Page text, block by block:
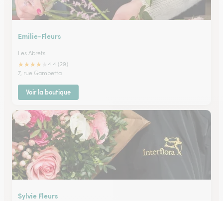
Emilie-Fleurs
Les Abrets
★★★★
4.4 (29)
7, rue Gambetta
Voir la boutique
Sylvie Fleurs